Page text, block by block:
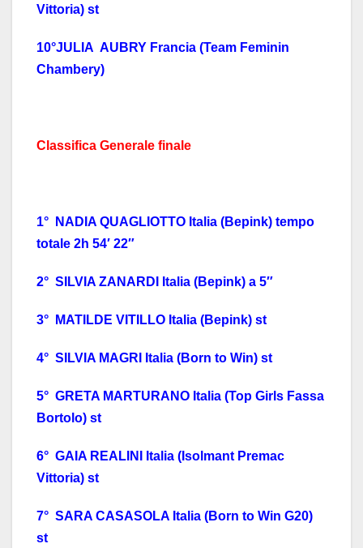
Vittoria) st
10°JULIA AUBRY Francia (Team Feminin
Chambery)
Classifica Generale finale
1° NADIA QUAGLIOTTO Italia (Bepink) tempo
totale 2h 54′ 22″
2° SILVIA ZANARDI Italia (Bepink) a 5″
3° MATILDE VITILLO Italia (Bepink) st
4° SILVIA MAGRI Italia (Born to Win) st
5° GRETA MARTURANO Italia (Top Girls Fassa
Bortolo) st
6° GAIA REALINI Italia (Isolmant Premac
Vittoria) st
7° SARA CASASOLA Italia (Born to Win G20)
st